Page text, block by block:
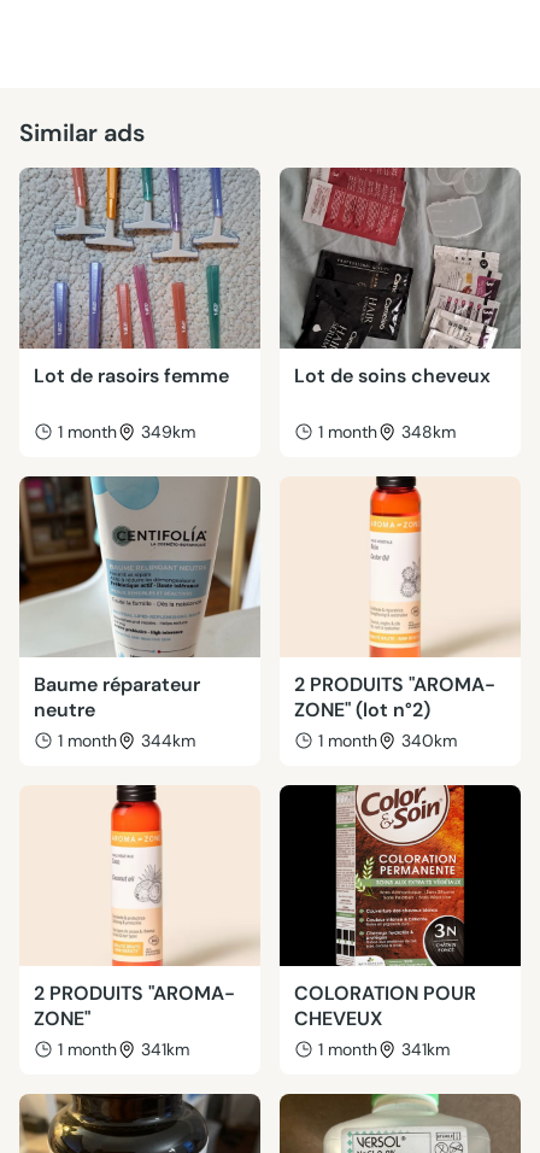
Similar ads
Lot de rasoirs femme
1 month 349km
Lot de soins cheveux
1 month 348km
Baume réparateur
neutre
1 month 344km
2 PRODUITS "AROMA-
ZONE" (lot n°2)
1 month 340km
2 PRODUITS "AROMA-
ZONE"
1 month 341km
COLORATION POUR
CHEVEUX
1 month 341km